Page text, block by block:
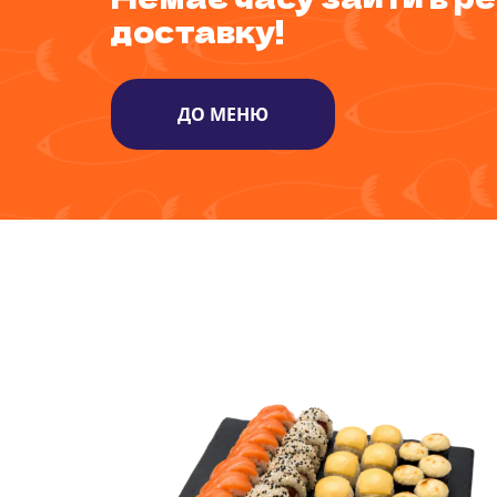
доставку!
ДО МЕНЮ